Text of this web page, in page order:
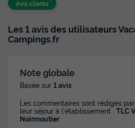
Avis clients
Les 1 avis des utilisateurs
Campings.fr
Note globale
Basée sur 1 avis
Les commentaires sont rédigés
leur séjour à l'établissement : TLC
Noirmoutier